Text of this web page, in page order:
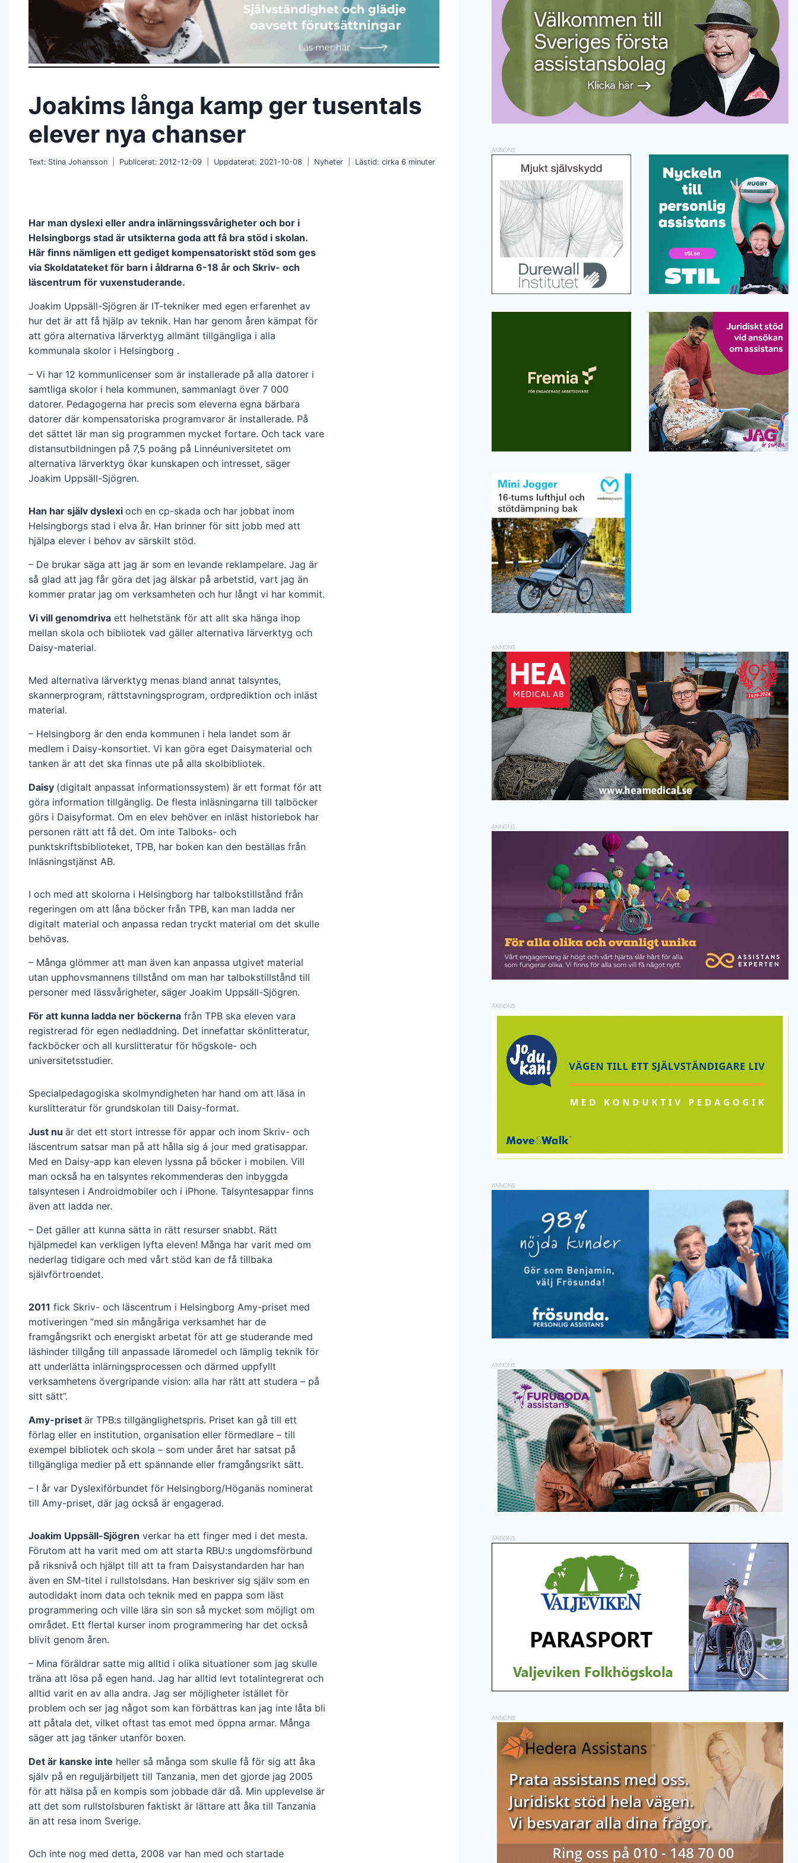
Joakims långa kamp ger tusentals
elever nya chanser
Text: Stina Johansson Publicerat: 2012-12-09 Uppdaterat: 2021-10-08 Nyheter Lästid: cirka 6 minuter
Har man dyslexi eller andra inlärningssvårigheter och bor i
Helsingborgs stad är utsikterna goda att få bra stöd i skolan.
Här finns nämligen ett gediget kompensatoriskt stöd som ges
via Skoldatateket för barn i åldrarna 6-18 år och Skriv- och
läscentrum för vuxenstuderande.
Joakim Uppsäll-Sjögren är IT-tekniker med egen erfarenhet av
hur det är att få hjälp av teknik. Han har genom åren kämpat för
att göra alternativa lärverktyg allmänt tillgängliga i alla
kommunala skolor i Helsingborg .
– Vi har 12 kommunlicenser som är installerade på alla datorer i
samtliga skolor i hela kommunen, sammanlagt över 7 000
datorer. Pedagogerna har precis som eleverna egna bärbara
datorer där kompensatoriska programvaror är installerade. På
det sättet lär man sig programmen mycket fortare. Och tack vare
distansutbildningen på 7,5 poäng på Linnéuniversitetet om
alternativa lärverktyg ökar kunskapen och intresset, säger
Joakim Uppsäll-Sjögren.
Han har själv dyslexi och en cp-skada och har jobbat inom
Helsingborgs stad i elva år. Han brinner för sitt jobb med att
hjälpa elever i behov av särskilt stöd.
– De brukar säga att jag är som en levande reklampelare. Jag är
så glad att jag får göra det jag älskar på arbetstid, vart jag än
kommer pratar jag om verksamheten och hur långt vi har kommit.
Vi vill genomdriva ett helhetstänk för att allt ska hänga ihop
mellan skola och bibliotek vad gäller alternativa lärverktyg och
Daisy-material.
Med alternativa lärverktyg menas bland annat talsyntes,
skannerprogram, rättstavningsprogram, ordprediktion och inläst
material.
– Helsingborg är den enda kommunen i hela landet som är
medlem i Daisy-konsortiet. Vi kan göra eget Daisymaterial och
tanken är att det ska finnas ute på alla skolbibliotek.
Daisy (digitalt anpassat informationssystem) är ett format för att
göra information tillgänglig. De flesta inläsningarna till talböcker
görs i Daisyformat. Om en elev behöver en inläst historiebok har
personen rätt att få det. Om inte Talboks- och
punktskriftsbiblioteket, TPB, har boken kan den beställas från
Inläsningstjänst AB.
I och med att skolorna i Helsingborg har talbokstillstånd från
regeringen om att låna böcker från TPB, kan man ladda ner
digitalt material och anpassa redan tryckt material om det skulle
behövas.
– Många glömmer att man även kan anpassa utgivet material
utan upphovsmannens tillstånd om man har talbokstillstånd till
personer med lässvårigheter, säger Joakim Uppsäll-Sjögren.
För att kunna ladda ner böckerna från TPB ska eleven vara
registrerad för egen nedladdning. Det innefattar skönlitteratur,
fackböcker och all kurslitteratur för högskole- och
universitetsstudier.
Specialpedagogiska skolmyndigheten har hand om att läsa in
kurslitteratur för grundskolan till Daisy-format.
Just nu är det ett stort intresse för appar och inom Skriv- och
läscentrum satsar man på att hålla sig á jour med gratisappar.
Med en Daisy-app kan eleven lyssna på böcker i mobilen. Vill
man också ha en talsyntes rekommenderas den inbyggda
talsyntesen i Android­mobiler och i iPhone. Talsyntes­appar finns
även att ladda ner.
– Det gäller att kunna sätta in rätt resurser snabbt. Rätt
hjälpmedel kan verkligen lyfta eleven! Många har varit med om
nederlag tidigare och med vårt stöd kan de få tillbaka
självförtroendet.
2011 fick Skriv- och läscentrum i Helsingborg Amy-priset med
motiveringen ”med sin mångåriga verksamhet har de
framgångsrikt och energiskt arbetat för att ge studerande med
läshinder tillgång till anpassade läromedel och lämplig teknik för
att underlätta inlärningsprocessen och därmed uppfyllt
verksamhetens övergripande vision: alla har rätt att studera – på
sitt sätt”.
Amy-priset är TPB:s tillgänglighetspris. Priset kan gå till ett
förlag eller en institution, organisation eller förmedlare – till
exempel bibliotek och skola – som under året har satsat på
tillgängliga medier på ett spännande eller framgångsrikt sätt.
– I år var Dyslexiförbundet för Helsingborg/Höganäs nominerat
till Amy-priset, där jag också är engagerad.
Joakim Uppsäll-Sjögren verkar ha ett finger med i det mesta.
Förutom att ha varit med om att starta RBU:s ungdomsförbund
på riksnivå och hjälpt till att ta fram Daisystandar­den har han
även en SM-titel i rullstolsdans. Han beskriver sig själv som en
autodidakt inom data och teknik med en pappa som läst
programmering och ville lära sin son så mycket som möjligt om
området. Ett flertal kurser inom programmering har det också
blivit genom åren.
– Mina föräldrar satte mig alltid i olika situationer som jag skulle
träna att lösa på egen hand. Jag har alltid levt totalintegrerat och
alltid varit en av alla andra. Jag ser möjligheter istället för
problem och ser jag något som kan förbättras kan jag inte låta bli
att påtala det, vilket oftast tas emot med öppna armar. Många
säger att jag tänker utanför boxen.
Det är kanske inte heller så många som skulle få för sig att åka
själv på en reguljärbiljett till Tanzania, men det gjorde jag 2005
för att hälsa på en kompis som jobbade där då. Min upplevelse är
att det som rullstolsburen faktiskt är lättare att åka till Tanzania
än att resa inom Sverige.
Och inte nog med detta, 2008 var han med och startade
ANNONS
ANNONS
ANNONS
ANNONS
ANNONS
ANNONS
ANNONS
ANNONS